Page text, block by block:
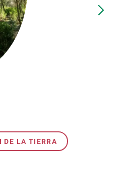
DE LA TIERRA